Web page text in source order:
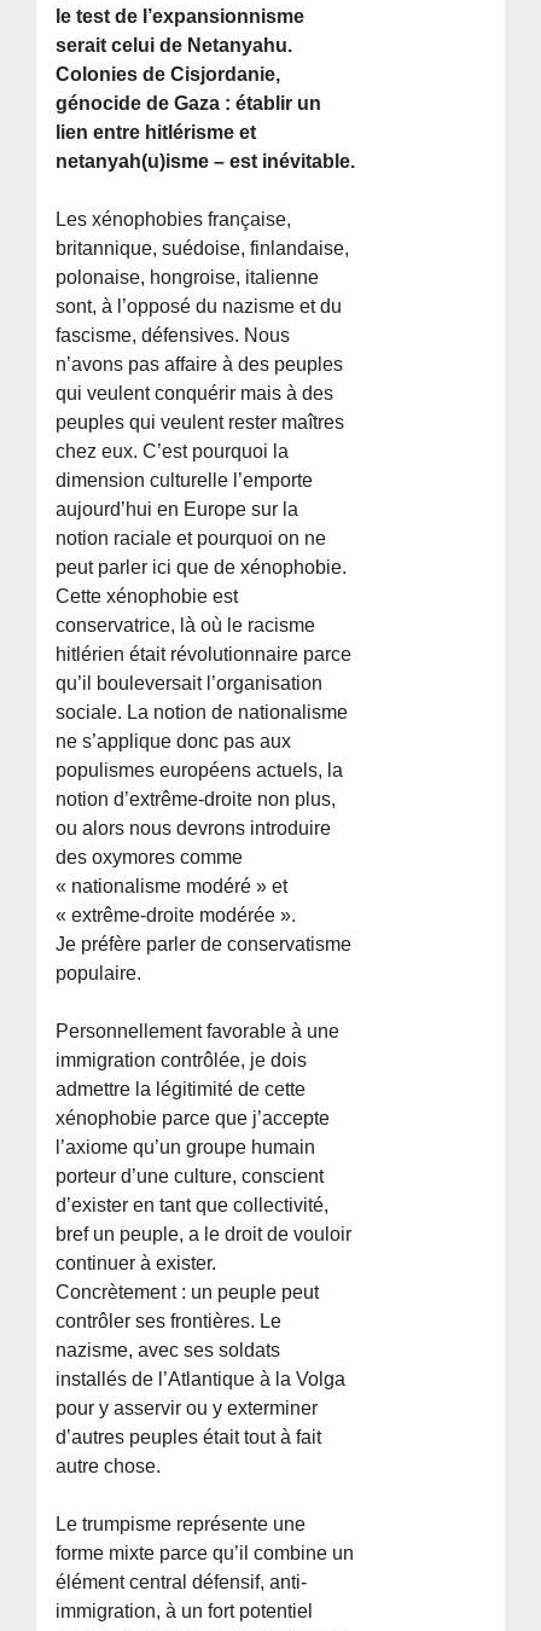
le test de l’expansionnisme
serait celui de Netanyahu.
Colonies de Cisjordanie,
génocide de Gaza : établir un
lien entre hitlérisme et
netanyah(u)isme – est inévitable.
Les xénophobies française,
britannique, suédoise, finlandaise,
polonaise, hongroise, italienne
sont, à l’opposé du nazisme et du
fascisme, défensives. Nous
n’avons pas affaire à des peuples
qui veulent conquérir mais à des
peuples qui veulent rester maîtres
chez eux. C’est pourquoi la
dimension culturelle l’emporte
aujourd’hui en Europe sur la
notion raciale et pourquoi on ne
peut parler ici que de xénophobie.
Cette xénophobie est
conservatrice, là où le racisme
hitlérien était révolutionnaire parce
qu’il bouleversait l’organisation
sociale. La notion de nationalisme
ne s’applique donc pas aux
populismes européens actuels, la
notion d’extrême-droite non plus,
ou alors nous devrons introduire
des oxymores comme
« nationalisme modéré » et
« extrême-droite modérée ».
Je préfère parler de conservatisme
populaire.
Personnellement favorable à une
immigration contrôlée, je dois
admettre la légitimité de cette
xénophobie parce que j’accepte
l’axiome qu’un groupe humain
porteur d’une culture, conscient
d’exister en tant que collectivité,
bref un peuple, a le droit de vouloir
continuer à exister.
Concrètement : un peuple peut
contrôler ses frontières. Le
nazisme, avec ses soldats
installés de l’Atlantique à la Volga
pour y asservir ou y exterminer
d’autres peuples était tout à fait
autre chose.
Le trumpisme représente une
forme mixte parce qu’il combine un
élément central défensif, anti-
immigration, à un fort potentiel